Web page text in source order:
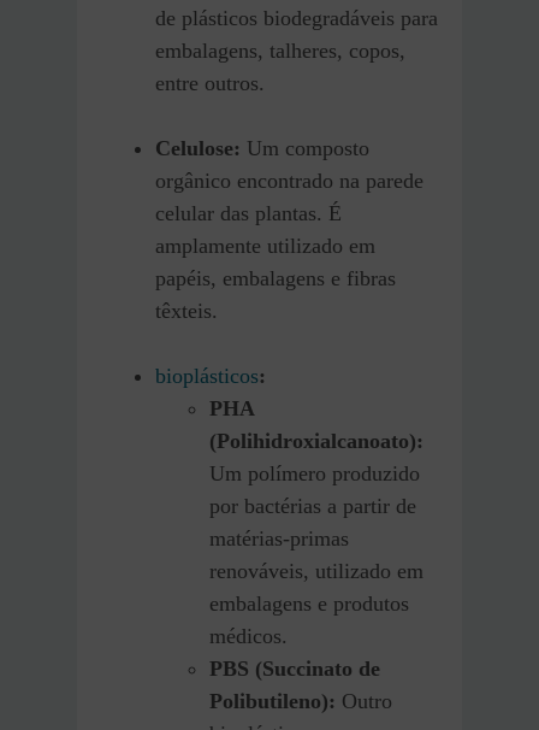
de plásticos biodegradáveis para
embalagens, talheres, copos,
entre outros.
Celulose: Um composto
orgânico encontrado na parede
celular das plantas. É
amplamente utilizado em
papéis, embalagens e fibras
têxteis.
bioplásticos:
PHA
(Polihidroxialcanoato):
Um polímero produzido
por bactérias a partir de
matérias-primas
renováveis, utilizado em
embalagens e produtos
médicos.
PBS (Succinato de
Polibutileno): Outro